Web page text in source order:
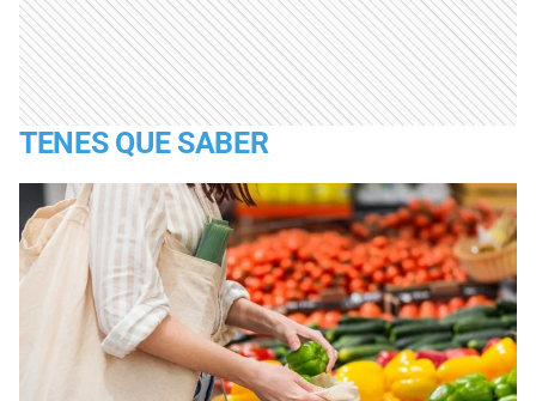
TENES QUE SABER